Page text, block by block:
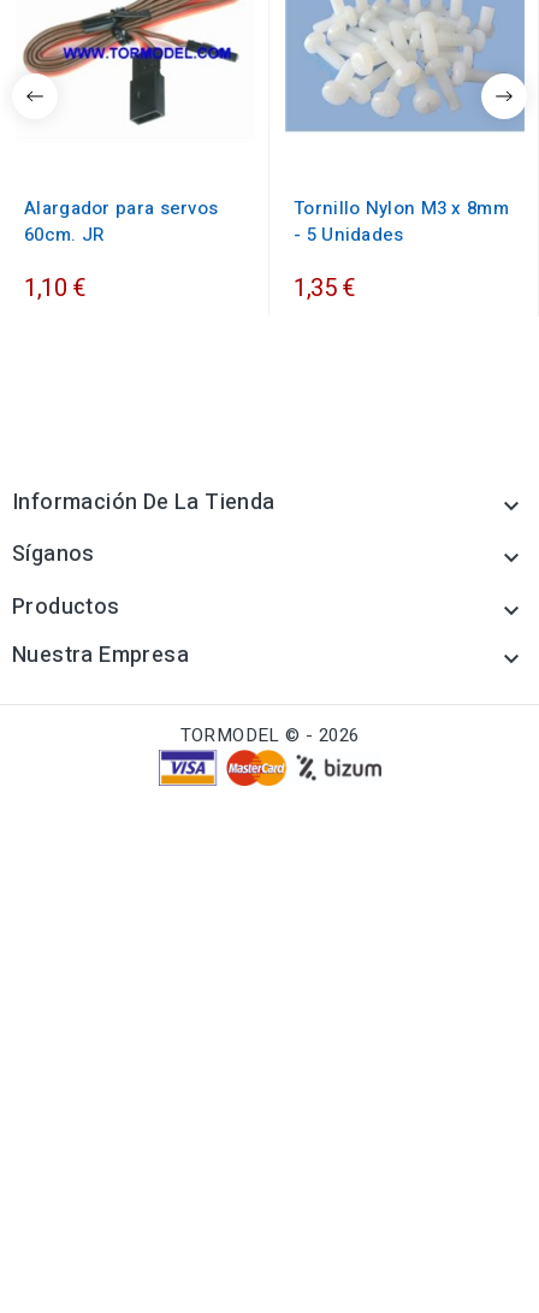
Alargador para servos
60cm. JR
1,10 €
Tornillo Nylon M3 x 8mm
- 5 Unidades
1,35 €
Información De La Tienda 
Síganos 
Productos 
Nuestra Empresa 
TORMODEL © - 2026